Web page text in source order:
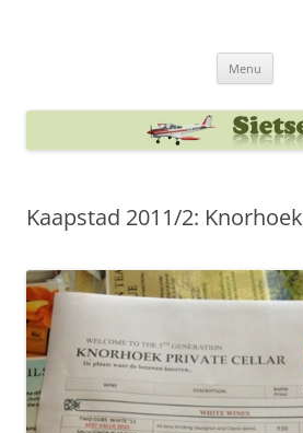
Menu
Kaapstad 2011/2: Knorhoek